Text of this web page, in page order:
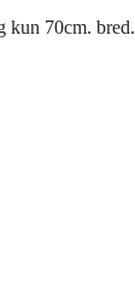
kun 70cm. bred.